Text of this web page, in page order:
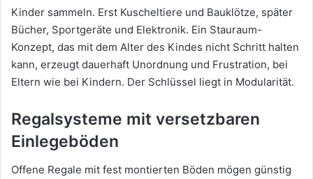
Kinder sammeln. Erst Kuscheltiere und Bauklötze, später
Bücher, Sportgeräte und Elektronik. Ein Stauraum-
Konzept, das mit dem Alter des Kindes nicht Schritt halten
kann, erzeugt dauerhaft Unordnung und Frustration, bei
Eltern wie bei Kindern. Der Schlüssel liegt in Modularität.
Regalsysteme mit versetzbaren
Einlegeböden
Offene Regale mit fest montierten Böden mögen günstig